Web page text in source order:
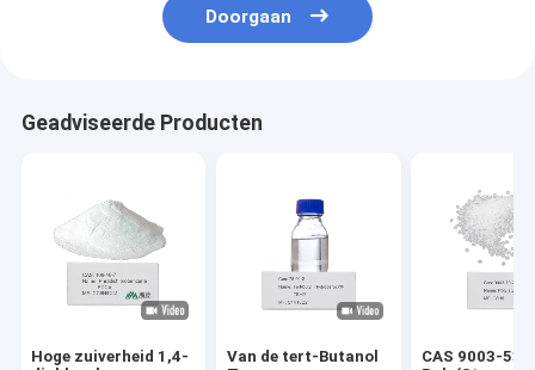
Doorgaan
Geadviseerde Producten
Hoge zuiverheid 1,4-
Van de tert-Butanol
CAS 9003-53-